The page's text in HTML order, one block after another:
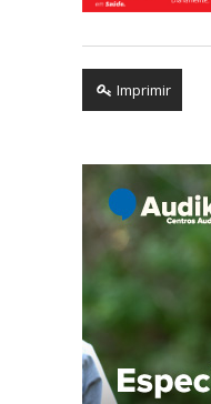
Imprimir